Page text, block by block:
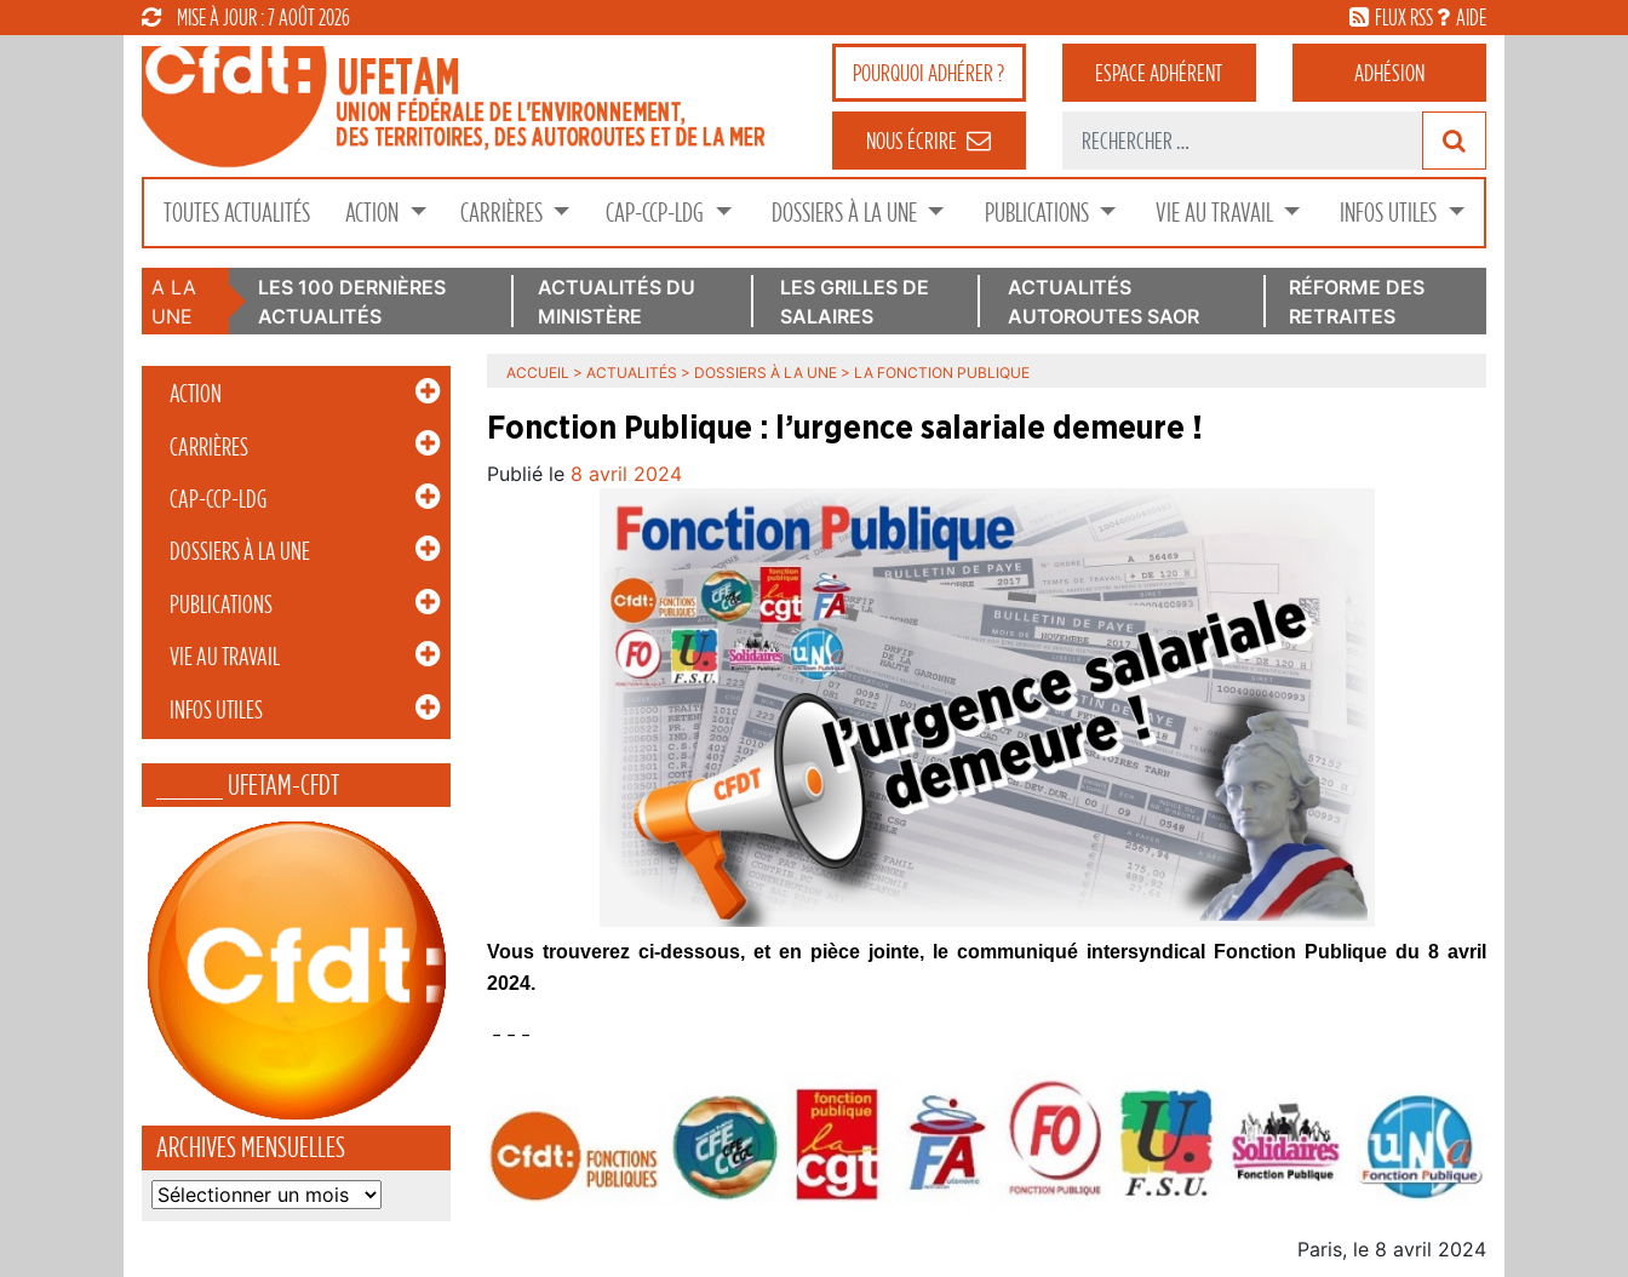
MISE À JOUR : 7 AOÛT 2026 FLUX RSS AIDE
POURQUOIADHÉRER ? ESPACEADHÉRENT ADHÉSION
NOUS ÉCRIRE
TOUTES ACTUALITÉS ACTION CARRIÈRES CAP-CCP-LDG DOSSIERS À LA UNE PUBLICATIONS VIE AU TRAVAIL INFOS UTILES
A LA
UNE
LES 100 DERNIÈRES
ACTUALITÉS
ACTUALITÉS DU
MINISTÈRE
LES GRILLES DE
SALAIRES
ACTUALITÉS
AUTOROUTES SAOR
RÉFORME DES
RETRAITES
ACTION
CARRIÈRES
CAP-CCP-LDG
DOSSIERS À LA UNE
PUBLICATIONS
VIE AU TRAVAIL
INFOS UTILES
_____ UFETAM-CFDT
ARCHIVES MENSUELLES
Archives
ACCUEIL > ACTUALITÉS > DOSSIERS À LA UNE > LA FONCTION PUBLIQUE
Fonction Publique : l’urgence salariale demeure !
Publié le 8 avril 2024
Vous trouverez ci-dessous, et en pièce jointe, le communiqué intersyndical Fonction Publique du 8 avril
2024.
– – –
Paris, le 8 avril 2024